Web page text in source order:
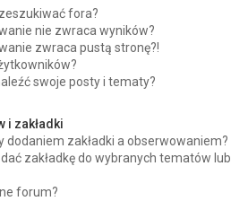
fora?
nie zwraca wyników?
zwraca pustą stronę?!
swoje posty i tematy?
i zakładki
dodaniem zakładki a obserwowaniem?
zakładkę do wybranych tematów lub
forum?